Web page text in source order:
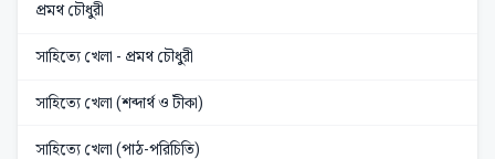
প্রমথ চৌধুরী
সাহিত্যে খেলা - প্রমথ চৌধুরী
সাহিত্যে খেলা (শব্দার্থ ও টীকা)
সাহিত্যে খেলা (পাঠ-পরিচিতি)